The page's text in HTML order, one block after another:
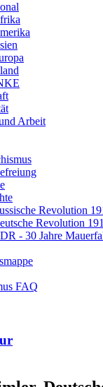
Arbeit
Revolution
Revolution
- 30 Jahre
FAQ